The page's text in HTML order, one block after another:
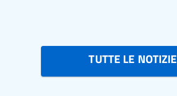
TUTTE LE NOTIZIE